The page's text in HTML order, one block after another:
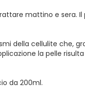
mattino e sera.
della cellulite che,
la pelle
da 200ml.